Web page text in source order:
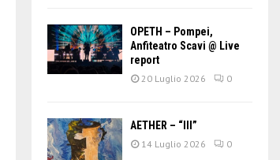
OPETH – Pompei,
Anfiteatro Scavi @ Live
report
20 Luglio 2026 0
AETHER – “III”
14 Luglio 2026 0